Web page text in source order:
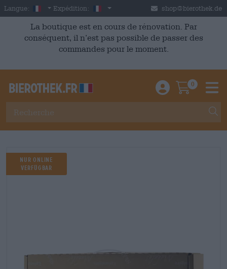
Skip to main content
Langue: French
Expédition: France shop@bierothek.de
La boutique est en cours de rénovation. Par
conséquent, il n’est pas possible de passer des
commandes pour le moment.
Einloggen /
0
Nur Online
Verfügbar